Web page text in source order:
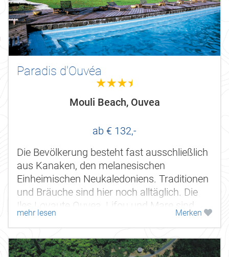
Paradis d'Ouvéa
3.5
Mouli Beach, Ouvea
ab € 132,-
Die Bevölkerung besteht fast ausschließlich
aus Kanaken, den melanesischen
Einheimischen Neukaledoniens. Traditionen
und Bräuche sind hier noch alltäglich. Die
Iles Loyaute Ouvea, Lifou und Mare sind
gehobene Atolle mit faszinierenden,...
mehr lesen Merken